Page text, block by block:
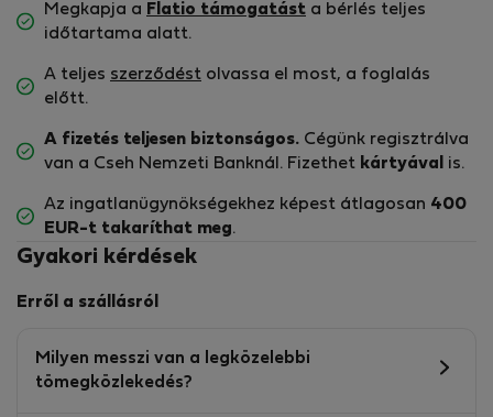
Megkapja a Flatio támogatást a bérlés teljes
időtartama alatt.
A teljes szerződést olvassa el most, a foglalás
előtt.
A fizetés teljesen biztonságos. Cégünk regisztrálva
van a Cseh Nemzeti Banknál. Fizethet kártyával is.
Az ingatlanügynökségekhez képest átlagosan 400
EUR-t takaríthat meg.
Gyakori kérdések
Erről a szállásról
Milyen messzi van a legközelebbi
tömegközlekedés?